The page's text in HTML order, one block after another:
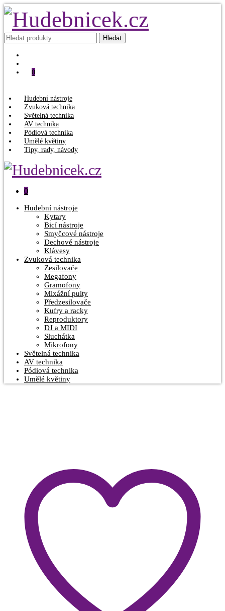
Hledat: Hledat
0
Hudební nástroje
Zvuková technika
Světelná technika
AV technika
Pódiová technika
Umělé květiny
Tipy, rady, návody
0
Hudební nástroje
Kytary
Bicí nástroje
Smyčcové nástroje
Dechové nástroje
Klávesy
Zvuková technika
Zesilovače
Megafony
Gramofony
Mixážní pulty
Předzesilovače
Kufry a racky
Reproduktory
DJ a MIDI
Sluchátka
Mikrofony
Světelná technika
AV technika
Pódiová technika
Umělé květiny